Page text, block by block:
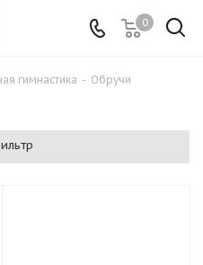
0
гимнастика - Обручи